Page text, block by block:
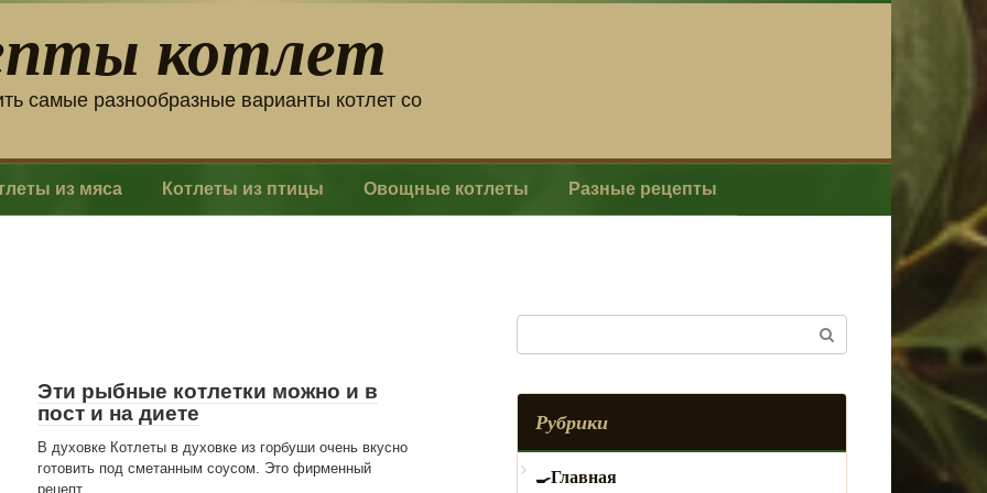
котлет
самые разнообразные варианты котлет со
из мяса Котлеты из птицы Овощные котлеты Разные рецепты
Эти рыбные котлетки можно и в
пост и на диете
В духовке Котлеты в духовке из горбуши очень вкусно
готовить под сметанным соусом. Это фирменный
рецепт
Рубрики
Главная